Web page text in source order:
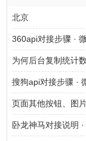
北京
360api对接步骤 ·
为何后台复制统计
搜狗api对接步骤 ·
页面其他按钮、图
卧龙神马对接说明